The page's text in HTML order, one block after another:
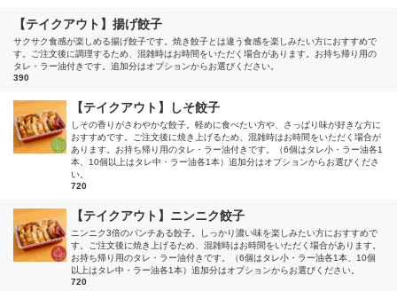
【テイクアウト】揚げ餃子
サクサク食感が楽しめる揚げ餃子です。焼き餃子とは違う食感を楽しみたい方におすすめで
す。ご注文後に調理するため、混雑時はお時間をいただく場合があります。お持ち帰り用の
タレ・ラー油付きです。追加分はオプションからお選びください。
390
【テイクアウト】しそ餃子
しその香りがさわやかな餃子。軽めに食べたい方や、さっぱり味が好きな方に
おすすめです。ご注文後に焼き上げるため、混雑時はお時間をいただく場合が
あります。お持ち帰り用のタレ・ラー油付きです。（6個はタレ小・ラー油各1
本、10個以上はタレ中・ラー油各1本）追加分はオプションからお選びくださ
い。
720
【テイクアウト】ニンニク餃子
ニンニク3倍のパンチある餃子。しっかり濃い味を楽しみたい方におすすめで
す。ご注文後に焼き上げるため、混雑時はお時間をいただく場合があります。
お持ち帰り用のタレ・ラー油付きです。（6個はタレ小・ラー油各1本、10個
以上はタレ中・ラー油各1本）追加分はオプションからお選びください。
720